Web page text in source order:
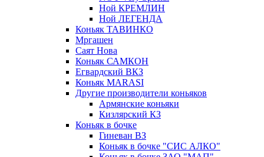
Ной КРЕМЛИН
Ной ЛЕГЕНДА
Коньяк ТАВИНКО
Мргашен
Саят Нова
Коньяк САМКОН
Егвардский ВКЗ
Коньяк MARASI
Другие производители коньяков
Армянские коньяки
Кизлярский КЗ
Коньяк в бочке
Гиневан ВЗ
Коньяк в бочке "СИС АЛКО"